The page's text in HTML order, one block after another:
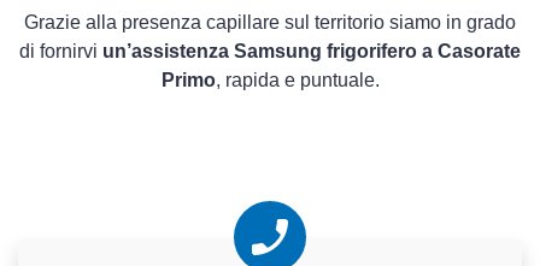
Grazie alla presenza capillare sul territorio siamo in grado
di fornirvi un’assistenza Samsung frigorifero a Casorate
Primo, rapida e puntuale.